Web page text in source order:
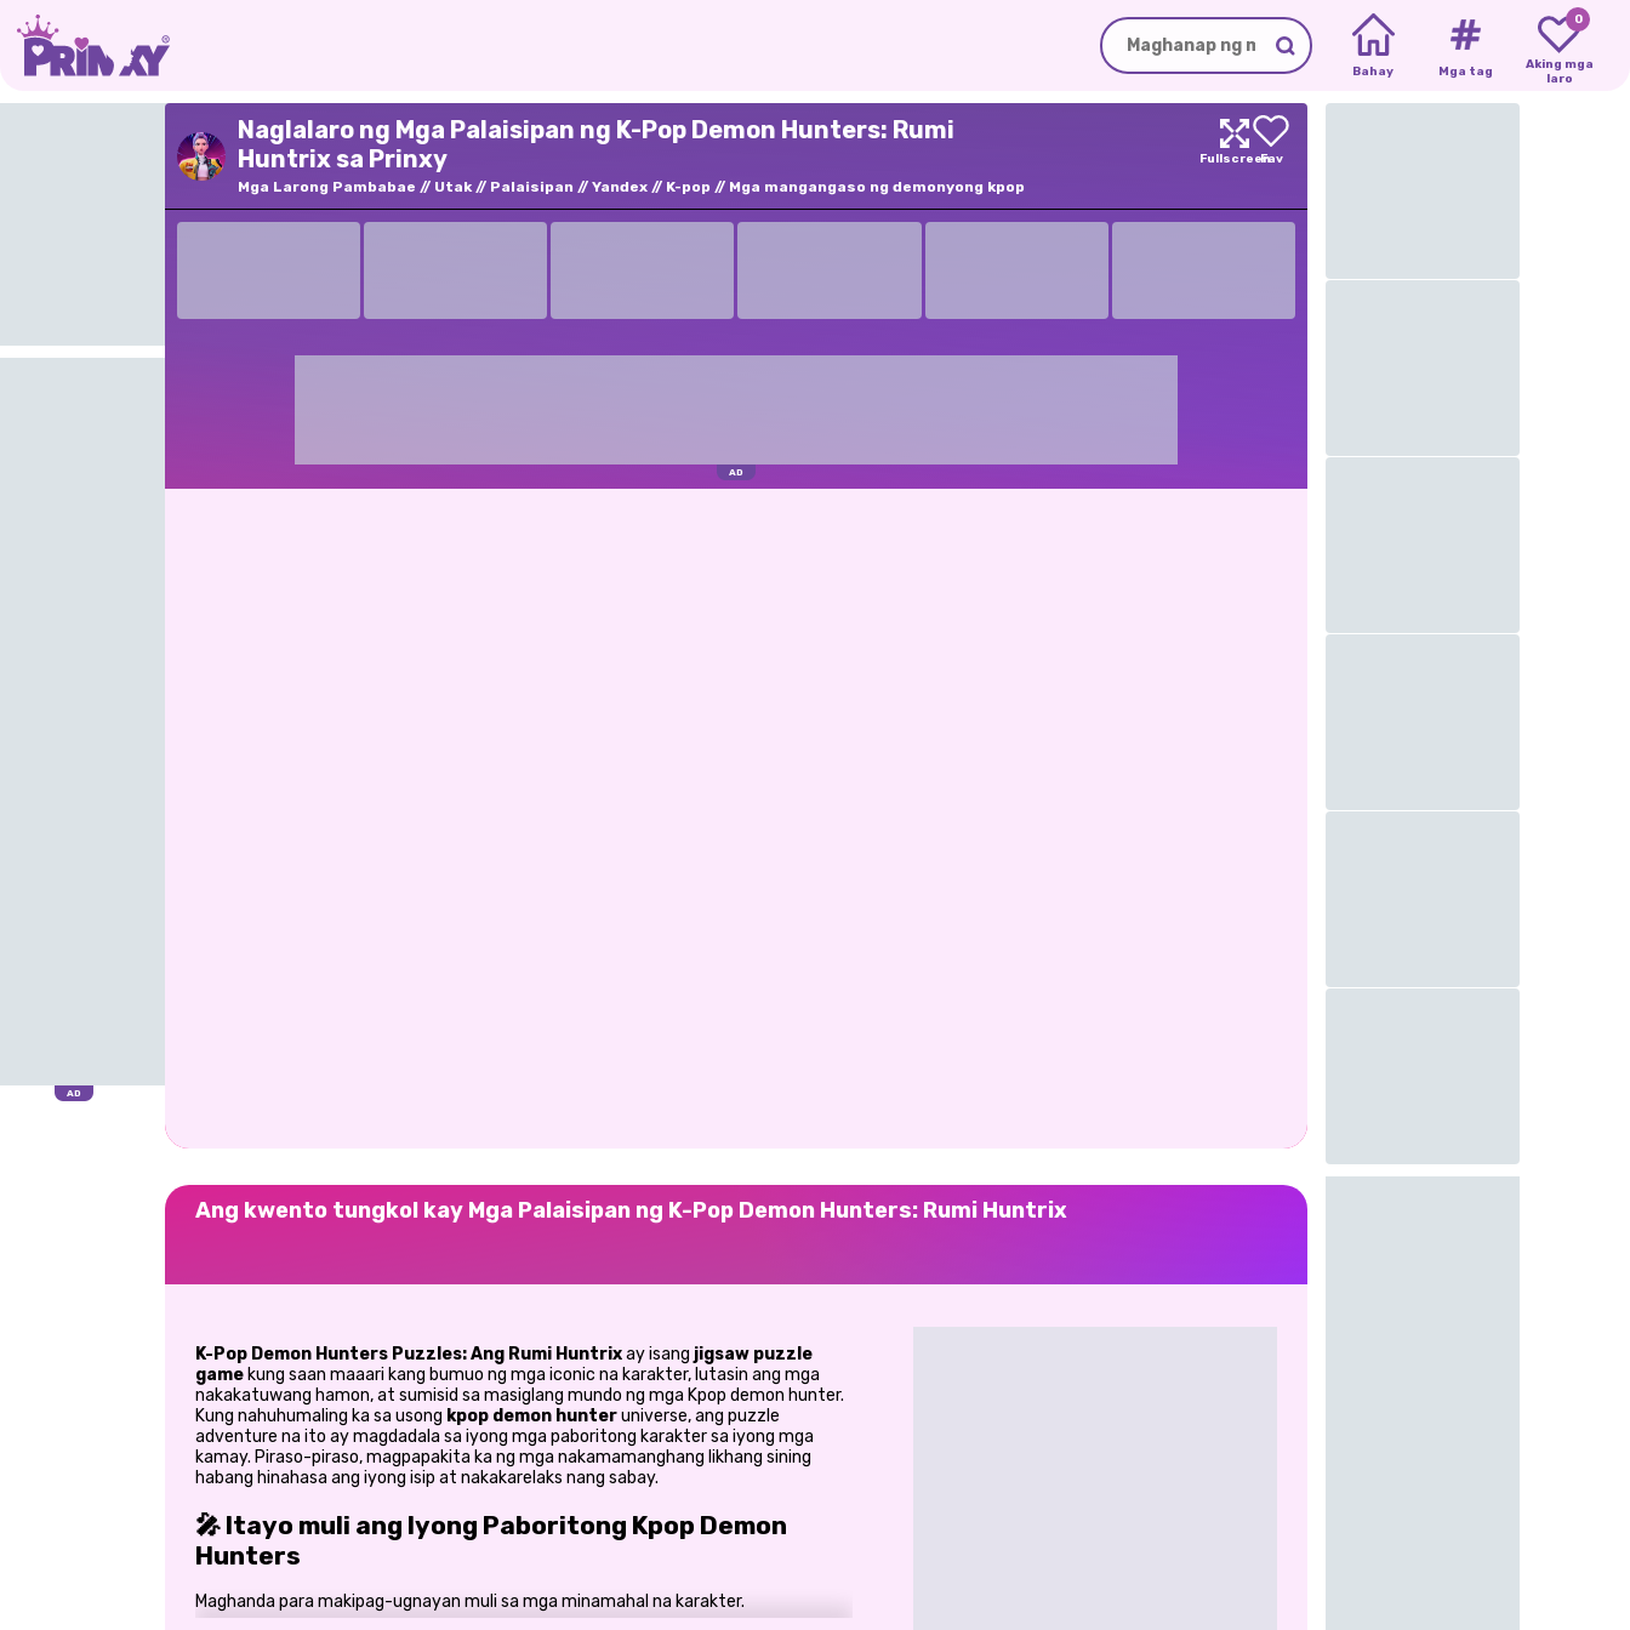
Bahay Mga tag
0
Aking mga
laro
Naglalaro ng Mga Palaisipan ng K-Pop Demon Hunters: Rumi
Huntrix sa Prinxy
Mga Larong Pambabae Utak Palaisipan Yandex K-pop Mga mangangaso ng demonyong kpop
Ang kwento tungkol kay Mga Palaisipan ng K-Pop Demon Hunters: Rumi Huntrix
K-Pop Demon Hunters Puzzles: Ang Rumi Huntrixay isang jigsaw puzzle
gamekung saan maaari kang bumuo ng mga iconic na karakter, lutasin ang mga
nakakatuwang hamon, at sumisid sa masiglang mundo ng mga Kpop demon hunter.
Kung nahuhumaling ka sa usong kpop demon hunteruniverse, ang puzzle
adventure na ito ay magdadala sa iyong mga paboritong karakter sa iyong mga
kamay. Piraso-piraso, magpapakita ka ng mga nakamamanghang likhang sining
habang hinahasa ang iyong isip at nakakarelaks nang sabay.
🎤 Itayo muli ang Iyong Paboritong Kpop Demon
Hunters
Maghanda para makipag-ugnayan muli sa mga minamahal na karakter.